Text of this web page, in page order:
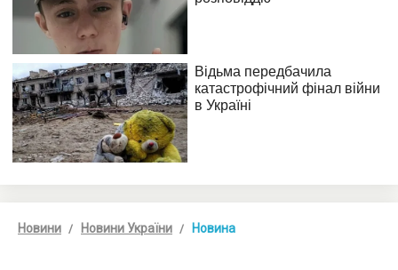
Новини Новини України Новина